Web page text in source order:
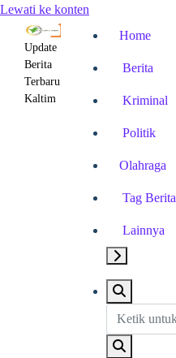
Lewati ke konten
Update
Berita
Terbaru
Kaltim
Home
Berita
Kriminal
Politik
Olahraga
Tag Berita
Lainnya